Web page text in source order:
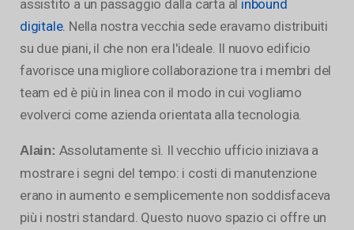
assistito a un passaggio dalla carta al inbound
digitale. Nella nostra vecchia sede eravamo distribuiti
su due piani, il che non era l'ideale. Il nuovo edificio
favorisce una migliore collaborazione tra i membri del
team ed è più in linea con il modo in cui vogliamo
evolverci come azienda orientata alla tecnologia.
Alain: Assolutamente sì. Il vecchio ufficio iniziava a
mostrare i segni del tempo: i costi di manutenzione
erano in aumento e semplicemente non soddisfaceva
più i nostri standard. Questo nuovo spazio ci offre un